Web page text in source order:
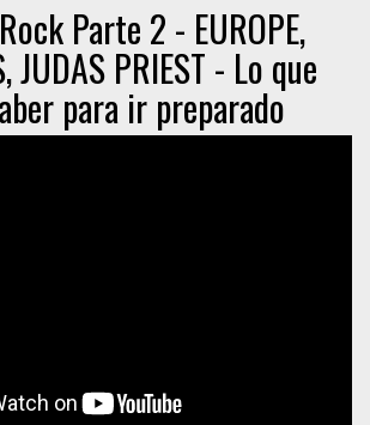
Parte 2 - EUROPE,
JUDAS PRIEST - Lo que
para ir preparado